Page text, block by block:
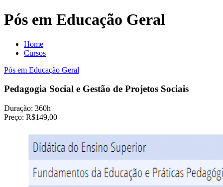
Pós em Educação Geral
Home
Cursos
Pós em Educação Geral
Pedagogia Social e Gestão de Projetos Sociais
Duração: 360h
Preço: R$149,00